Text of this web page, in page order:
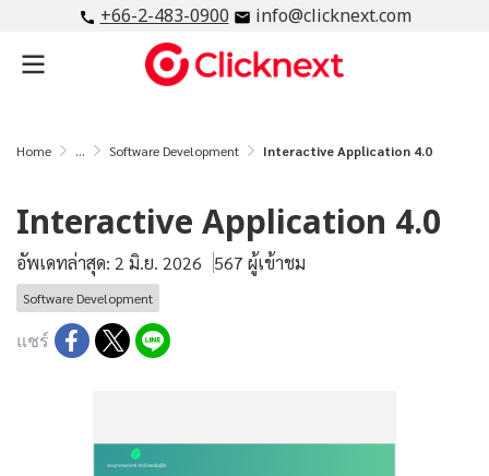
+66-2-483-0900 info@clicknext.com
Home ... Software Development Interactive Application 4.0
Interactive Application 4.0
อัพเดทล่าสุด: 2 มิ.ย. 2026 567 ผู้เข้าชม
Software Development
แชร์